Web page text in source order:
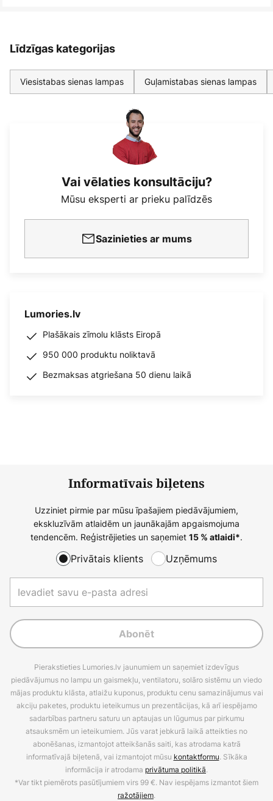
Līdzīgas kategorijas
Viesistabas sienas lampas Guļamistabas sienas lampas
Vai vēlaties konsultāciju?
Mūsu eksperti ar prieku palīdzēs
Sazinieties ar mums
Lumories.lv
Plašākais zīmolu klāsts Eiropā
950 000 produktu noliktavā
Bezmaksas atgriešana 50 dienu laikā
Informatīvais biļetens
Uzziniet pirmie par mūsu īpašajiem piedāvājumiem,
ekskluzīvām atlaidēm un jaunākajām apgaismojuma
tendencēm. Reģistrējieties un saņemiet 15 % atlaidi*.
Privātais klients Uzņēmums
Abonēt
Pierakstieties Lumories.lv jaunumiem un saņemiet izdevīgus
piedāvājumus no lampu un gaismekļu, ventilatoru, solāro sistēmu un viedo
mājas produktu klāsta, atlaižu kuponus, produktu cenu samazinājumus vai
akciju paketes, produktu ieteikumus un prezentācijas, kā arī iespējamo
sadarbības partneru saturu un aptaujas un lūgumus par pirkumu
atsauksmēm un ieteikumiem. Jūs varat jebkurā laikā atteikties no
abonēšanas, izmantojot atteikšanās saiti, kas atrodama katrā
informatīvajā biļetenā, vai izmantojot mūsu kontaktformu. Sīkāka
informācija ir atrodama privātuma politikā.
*Var tikt piemērots pasūtījumiem virs 99 €. Nav iespējams izmantot šiem
ražotājiem.